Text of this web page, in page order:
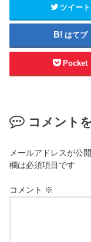
ツイート
はてブ
Pocket
コメント
メールアドレスが公
欄は必須項目です
コメント ※